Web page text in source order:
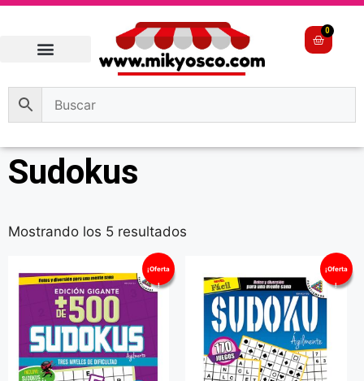
0
Sudokus
Mostrando los 5 resultados
¡Oferta
!
¡Oferta
!